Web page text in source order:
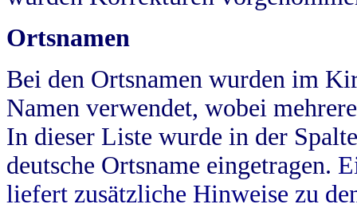
Ortsnamen
Bei den Ortsnamen wurden im
Namen verwendet, wobei
In dieser Liste wurde in der
deutsche Ortsname eingetragen.
liefert zusätzliche Hinweise zu